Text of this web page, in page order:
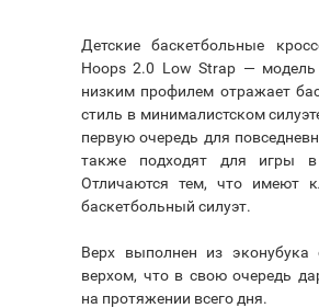
Детские баскетбольные
Hoops 2.0 Low Strap — модель
низким профилем отражает
стиль в минималистском
первую очередь для
также подходят для игры в
Отличаются тем, что имеют
баскетбольный силуэт.
Верх выполнен из
верхом, что в свою очередь
на протяжении всего дня.